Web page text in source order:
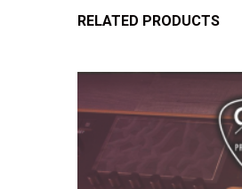
RELATED PRODUCTS